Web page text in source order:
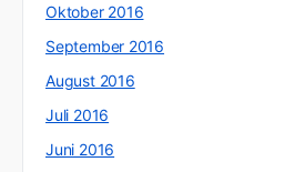
Oktober 2016
September 2016
August 2016
Juli 2016
Juni 2016